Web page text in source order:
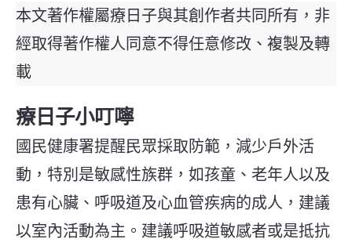
本文著作權屬療日子與其創作者共同所有，非
經取得著作權人同意不得任意修改、複製及轉
載
療日子小叮嚀
國民健康署提醒民眾採取防範，減少戶外活
動，特別是敏感性族群，如孩童、老年人以及
患有心臟、呼吸道及心血管疾病的成人，建議
以室內活動為主。建議呼吸道敏感者或是抵抗